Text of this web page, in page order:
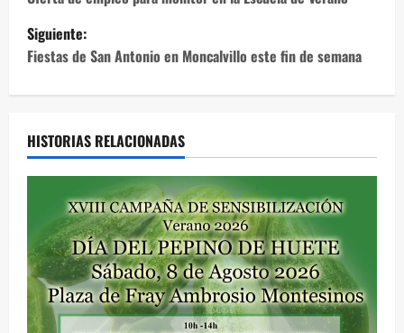
v
a
i
ó
n
Siguiente:
Fiestas de San Antonio en Moncalvillo este fin de semana
HISTORIAS RELACIONADAS